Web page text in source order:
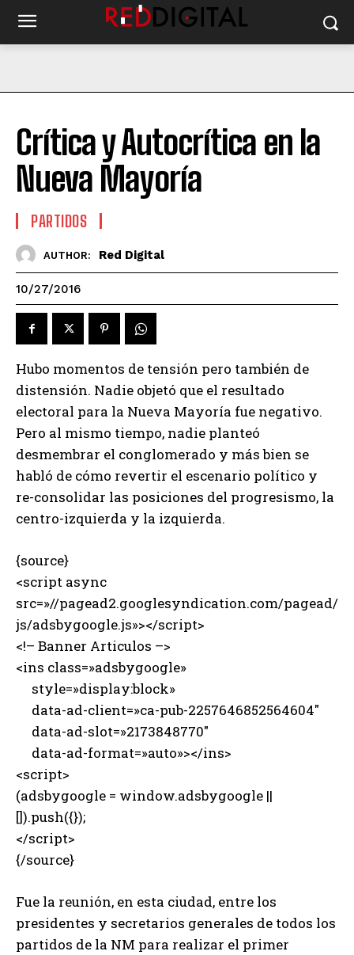
Crítica y Autocrítica en la
Nueva Mayoría
PARTIDOS
AUTHOR: Red Digital
10/27/2016
Hubo momentos de tensión pero también de
distensión. Nadie objetó que el resultado
electoral para la Nueva Mayoría fue negativo.
Pero al mismo tiempo, nadie planteó
desmembrar el conglomerado y más bien se
habló de cómo revertir el escenario político y
re-consolidar las posiciones del progresismo, la
centro-izquierda y la izquierda.
{source}
<script async
src=»//pagead2.googlesyndication.com/pagead/
js/adsbygoogle.js»></script>
<!– Banner Articulos –>
<ins class=»adsbygoogle»
style=»display:block»
data-ad-client=»ca-pub-2257646852564604″
data-ad-slot=»2173848770″
data-ad-format=»auto»></ins>
<script>
(adsbygoogle = window.adsbygoogle ||
[]).push({});
</script>
{/source}
Fue la reunión, en esta ciudad, entre los
presidentes y secretarios generales de todos los
partidos de la NM para realizar el primer